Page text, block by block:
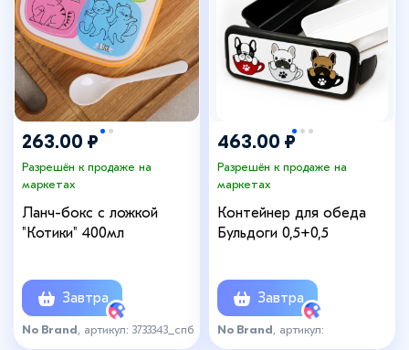
263.00 ₽
Разрешён к продаже на
маркетах
Ланч-бокс с ложкой
"Котики" 400мл
Завтра
No Brand , артикул: 3733343_спб
463.00 ₽
Разрешён к продаже на
маркетах
Контейнер для обеда
Бульдоги 0,5+0,5
Завтра
No Brand , артикул:
контейнер_бульдог